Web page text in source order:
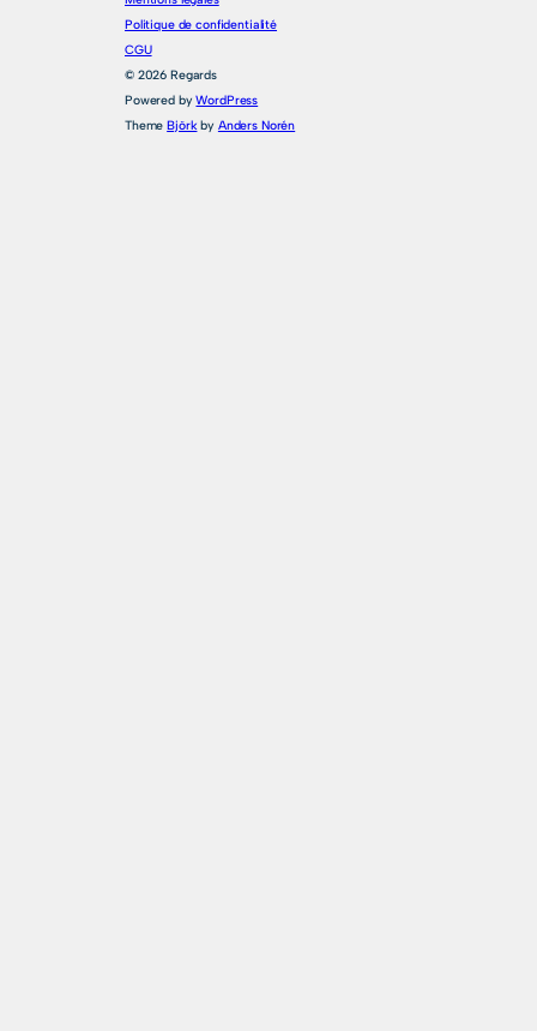
Politique de confidentialité
CGU
© 2026 Regards
Powered byWordPress
ThemeBjörk by Anders Norén